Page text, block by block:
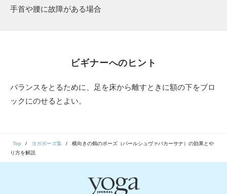
手首や腰に故障がある場合
ビギナーへのヒント
バランスをとるために、足を床から離すときに額の下をブロ
ックにのせるとよい。
Top ヨガポーズ集
横向きの鶴のポーズ（パールシュヴァバカーサナ）の効果とや
り方を解説